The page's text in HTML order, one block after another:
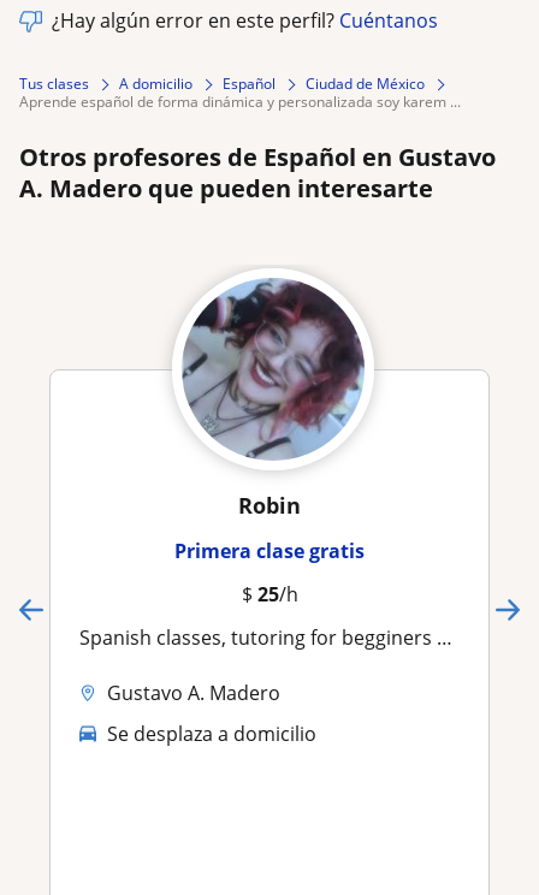
¿Hay algún error en este perfil? Cuéntanos
Tus clases A domicilio Español
Ciudad de México
aprende español de forma dinámica y personalizada soy karem ...
Otros profesores de Español en Gustavo
A. Madero que pueden interesarte
Robin
Primera clase gratis
$ 25/h
Spanish classes, tutoring for begginers or advanced
Gustavo A. Madero
Se desplaza a domicilio